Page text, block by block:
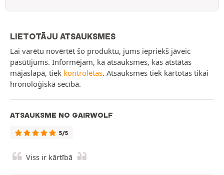
LIETOTĀJU ATSAUKSMES
Lai varētu novērtēt šo produktu, jums iepriekš jāveic
pasūtījums. Informējam, ka atsauksmes, kas atstātas
mājaslapā, tiek kontrolētas. Atsauksmes tiek kārtotas tikai
hronoloģiskā secībā.
ATSAUKSME NO GAIRWOLF
5/5
Viss ir kārtībā